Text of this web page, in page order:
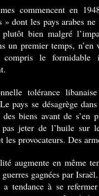
commencent en
» dont les pays arabes
plutôt bien malgré
un premier temps,
le formidable
tolérance
pays se désagrège
des biens avant de s’en
jeter de l’huile sur
les provocateurs. Des
augmente en même
guerres gagnées par
a tendance à se